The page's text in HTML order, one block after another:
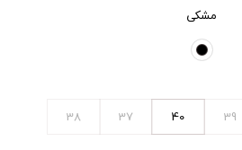
مشکی
39
40
37
38